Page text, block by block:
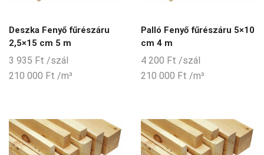
Deszka Fenyő fűrészáru
2,5×15 cm 5 m
3 935 Ft /szál
210 000 Ft /m³
Palló Fenyő fűrészáru 5×10
cm 4 m
4 200 Ft /szál
210 000 Ft /m³